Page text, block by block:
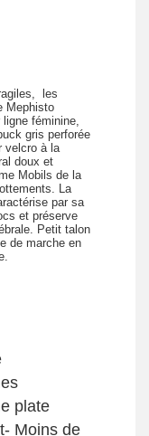
les
Mephisto
féminine,
gris perforée
velcro à la
doux et
Mobils de la
La
par sa
et préserve
Petit talon
de marche en
plate
Moins de